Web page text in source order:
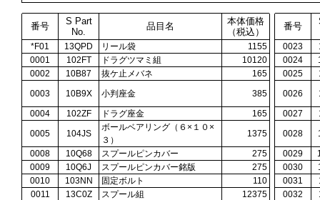
番号
S Part
No.
品目名
本体価格
（税込）
番号
*F01 13QPD リール袋 1155 0023
0001
102FT ドラグツマミ組 10120 0024
0002
10B87 抜ケ止メバネ 165 0025
0003
10B9X 小判座金 385 0026
0004
102ZF ドラグ座金 165 0027
0005
104JS
ボールベアリング（６×１０×
３）
1375 0028
0008
10Q68 スプールピンカバー 275 0029
0009
10Q6J スプールピンカバー銘版 275 0030
0010
103NN 固定ボルト 110 0031
0011
13C0Z スプール組 12375 0032